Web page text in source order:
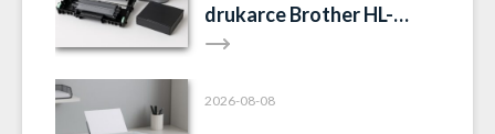
drukarce Brother HL-
L2352DW?
2026-08-08